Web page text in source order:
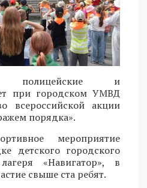
полицейские и
при городском УМВД
всероссийской акции
порядка».
мероприятие
детского городского
«Навигатор», в
свыше ста ребят.